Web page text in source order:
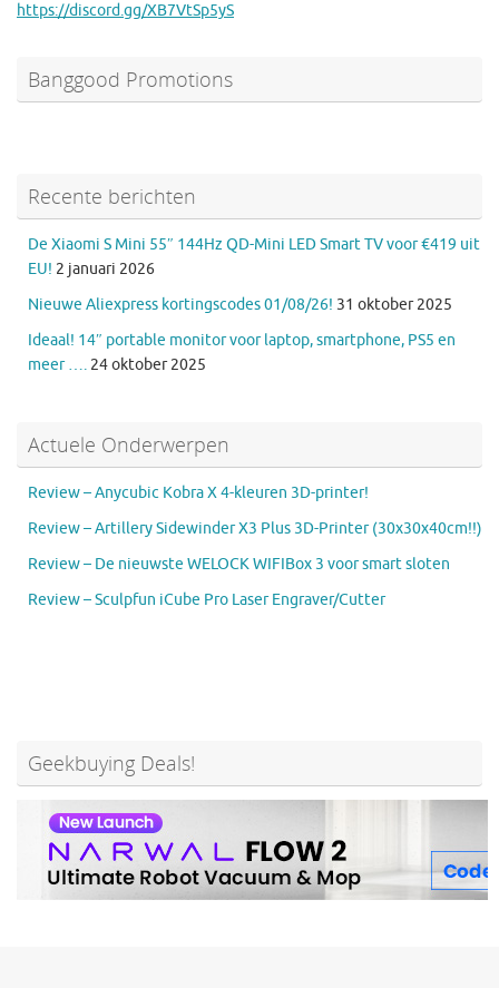
https://discord.gg/XB7VtSp5yS
Banggood Promotions
Recente berichten
De Xiaomi S Mini 55″ 144Hz QD-Mini LED Smart TV voor €419 uit
EU! 2 januari 2026
Nieuwe Aliexpress kortingscodes 01/08/26! 31 oktober 2025
Ideaal! 14″ portable monitor voor laptop, smartphone, PS5 en
meer …. 24 oktober 2025
Actuele Onderwerpen
Review – Anycubic Kobra X 4-kleuren 3D-printer!
Review – Artillery Sidewinder X3 Plus 3D-Printer (30x30x40cm!!)
Review – De nieuwste WELOCK WIFIBox 3 voor smart sloten
Review – Sculpfun iCube Pro Laser Engraver/Cutter
Geekbuying Deals!